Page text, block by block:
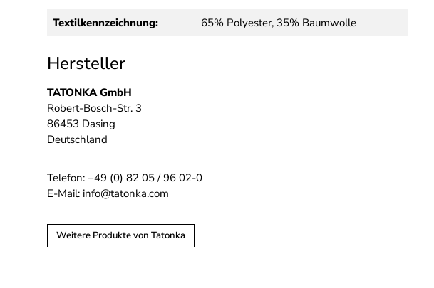
Textilkennzeichnung: 65% Polyester, 35% Baumwolle
Hersteller
TATONKA GmbH
Robert-Bosch-Str. 3
86453 Dasing
Deutschland
Telefon: +49 (0) 82 05 / 96 02-0
E-Mail: info@tatonka.com
Weitere Produkte von Tatonka